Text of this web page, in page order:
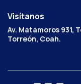
Visítanos
Av. Matamoros 931,
Torreón, Coah.